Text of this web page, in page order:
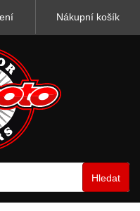
Nákupní košík
Hledat